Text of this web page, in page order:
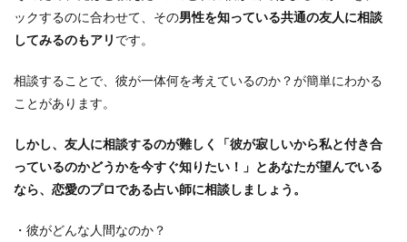
ックするのに合わせて、その男性を知っている共通の友人に相談
してみるのもアリ です。
相談することで、彼が一体何を考えているのか？が簡単にわかる
ことがあります。
しかし、友人に相談するのが難しく「彼が寂しいから私と付き合
っているのかどうかを今すぐ知りたい！」とあなたが望んでいる
なら、恋愛のプロである占い師に相談しましょう。
・彼がどんな人間なのか？